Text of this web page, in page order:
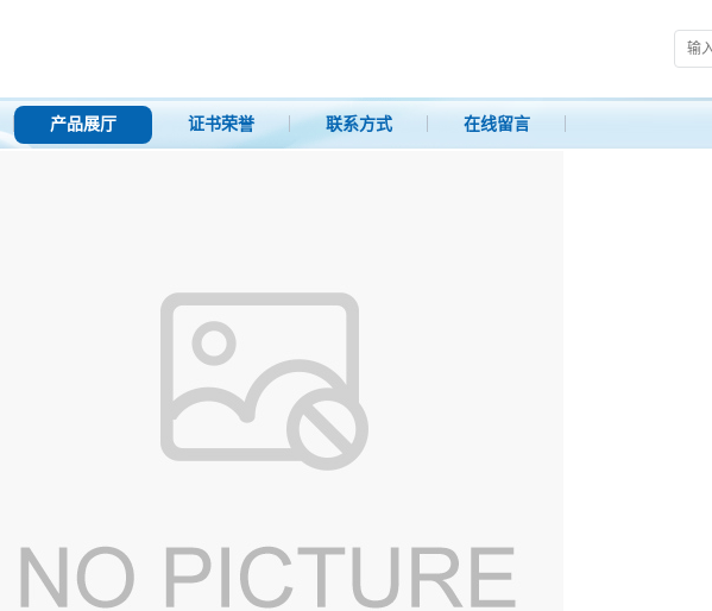
产品展厅 证书荣誉 联系方式 在线留言